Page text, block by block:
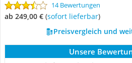
14 Bewertungen
ab 249,00 € ( Sofort lieferbar)
Preisvergleich und
Unsere